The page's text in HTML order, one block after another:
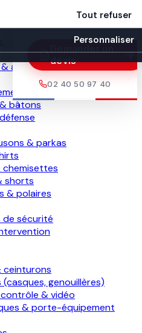
Tout refuser
Personnaliser
Demander un
devis
02 40 50 97 40
& anti-couteau
bâtons
& parkas
chemisettes
shorts
& polaires
de sécurité
ceinturons
genouillères)
& vidéo
& porte-équipement